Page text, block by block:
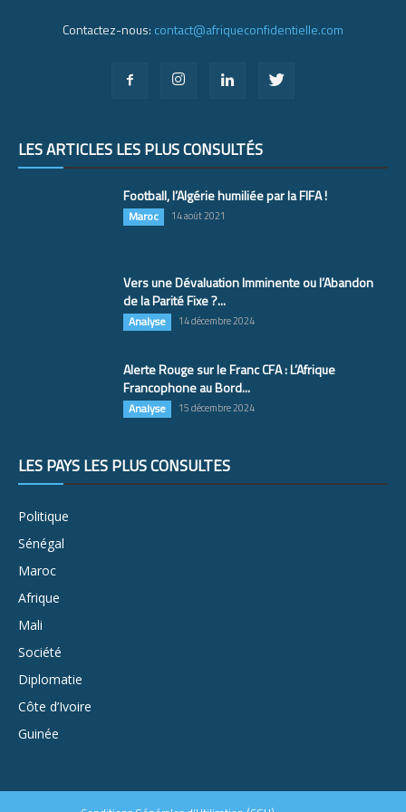
Contactez-nous: contact@afriqueconfidentielle.com
LES ARTICLES LES PLUS CONSULTÉS
Football, l’Algérie humiliée par la FIFA !
Maroc 14 août 2021
Vers une Dévaluation Imminente ou l’Abandon
de la Parité Fixe ?...
Analyse 14 décembre 2024
Alerte Rouge sur le Franc CFA : L’Afrique
Francophone au Bord...
Analyse 15 décembre 2024
LES PAYS LES PLUS CONSULTÉS
Politique
Sénégal
Maroc
Afrique
Mali
Société
Diplomatie
Côte d’Ivoire
Guinée